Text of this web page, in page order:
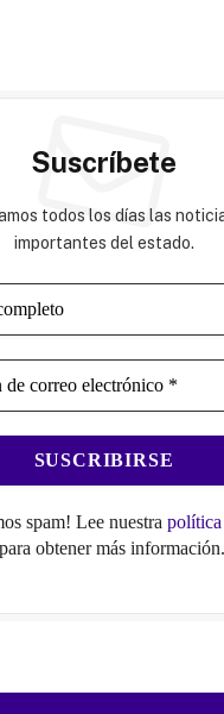
Suscríbete
todos los días las
importantes del estado.
spam! Lee nuestra política
para obtener más información.